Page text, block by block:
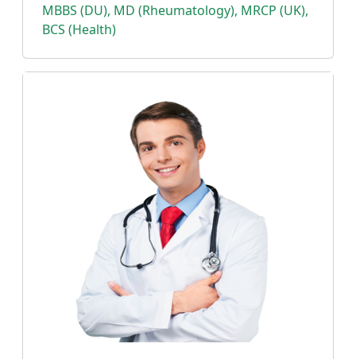
MBBS (DU), MD (Rheumatology), MRCP (UK),
BCS (Health)